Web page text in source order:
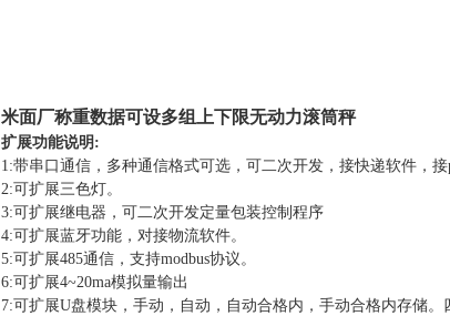
米面厂称重数据可设多组上下限无动力滚筒秤
扩展功能说明 :
1:带串口通信，多种通信格式可选，可二次开发，接快递软件，接
2:可扩展三色灯。
3:可扩展继电器，可二次开发定量包装控制程序
4:可扩展蓝牙功能，对接物流软件。
5:可扩展485通信 ， 支持modbus协议。
6:可扩展4~20ma模拟量输出
7:可扩展U盘模块，手动，自动，自动合格内，手动合格内存储。